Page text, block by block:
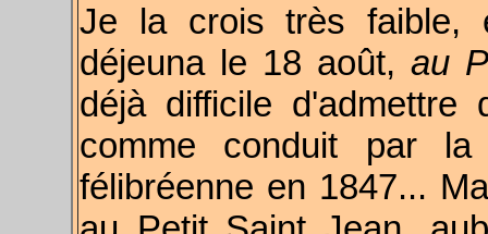
Je la crois très faible,
déjeuna le 18 août, au
déjà difficile
comme conduit par
félibréenne en 1847...